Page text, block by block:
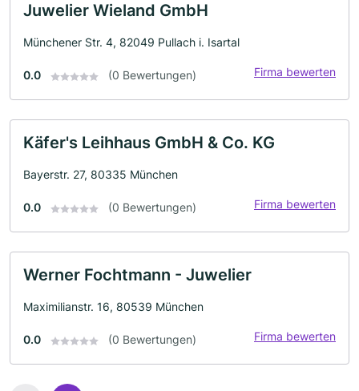
Juwelier Wieland GmbH
Münchener Str. 4, 82049 Pullach i. Isartal
0.0 (0 Bewertungen) Firma bewerten
Käfer's Leihhaus GmbH & Co. KG
Bayerstr. 27, 80335 München
0.0 (0 Bewertungen) Firma bewerten
Werner Fochtmann - Juwelier
Maximilianstr. 16, 80539 München
0.0 (0 Bewertungen) Firma bewerten